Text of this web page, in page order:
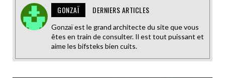
GONZAÏ DERNIERS ARTICLES
Gonzaï est le grand architecte du site que vous
êtes en train de consulter. Il est tout puissant et
aime les bifsteks bien cuits.